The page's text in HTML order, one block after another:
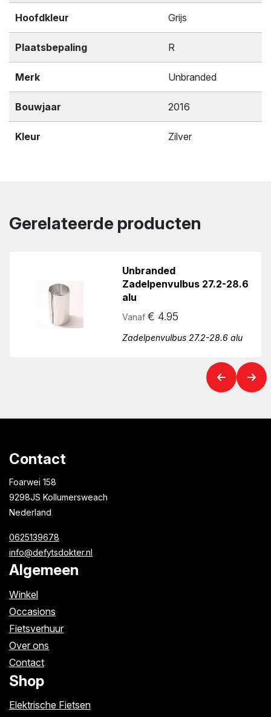
Hoofdkleur Grijs
Plaatsbepaling R
Merk Unbranded
Bouwjaar 2016
Kleur Zilver
Gerelateerde producten
Unbranded
Zadelpenvulbus 27.2-28.6
alu
Vanaf € 4.95
Zadelpenvulbus 27.2-28.6 alu
Contact
Foarwei 158
9298JS Kollumersweach
Nederland
0625139678
info@defytsdokter.nl
Algemeen
Winkel
Occasions
Fietsverhuur
Over ons
Contact
Shop
Elektrische Fietsen